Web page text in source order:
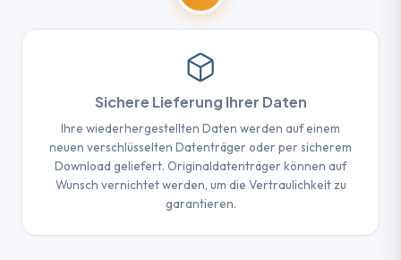
Sichere Lieferung Ihrer Daten
Ihre wiederhergestellten Daten werden auf einem
neuen verschlüsselten Datenträger oder per sicherem
Download geliefert. Originaldatenträger können auf
Wunsch vernichtet werden, um die Vertraulichkeit zu
garantieren.